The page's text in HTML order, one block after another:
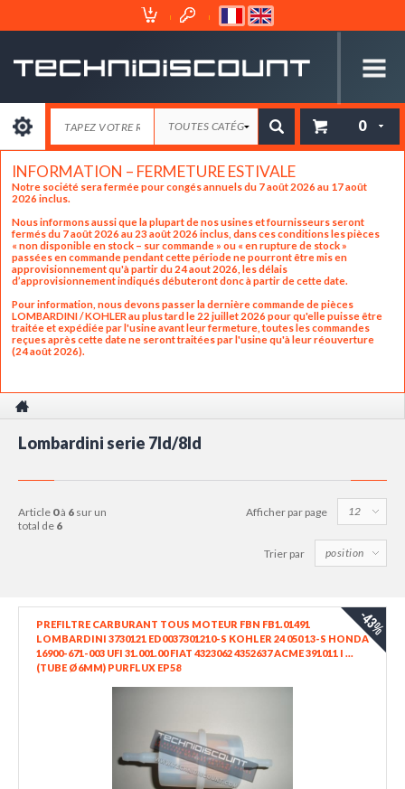
Mon
Espace
0
INFORMATION – FERMETURE ESTIVALE
Notre société sera fermée pour congés annuels du 7 août 2026 au 17 août
2026 inclus.
Nous informons aussi que la plupart de nos usines et fournisseurs seront
fermés du 7 août 2026 au 23 août 2026 inclus, dans ces conditions les pièces
« non disponible en stock – sur commande » ou « en rupture de stock »
passées en commande pendant cette période ne pourront être mis en
approvisionnement qu'à partir du 24 aout 2026, les délais
d’approvisionnement indiqués débuteront donc à partir de cette date.
Pour information, nous devons passer la dernière commande de pièces
LOMBARDINI / KOHLER au plus tard le 22 juillet 2026 pour qu'elle puisse être
traitée et expédiée par l'usine avant leur fermeture, toutes les commandes
reçues après cette date ne seront traitées par l'usine qu'à leur réouverture
(24 août 2026).
Lombardini serie 7ld/8ld
article 0à 6 sur un
total de 6
Afficher par page
Trier par
PREFILTRE CARBURANT TOUS MOTEUR FBN FB1.01491
LOMBARDINI 3730121 ED0037301210-S KOHLER 24 050 13-S HONDA
16900-671-003 UFI 31.001.00 FIAT 4323062 4352637 ACME 391011 I ...
(TUBE Ø6MM) PURFLUX EP58
-43%